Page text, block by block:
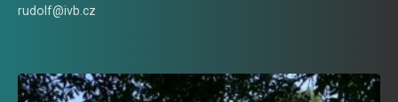
rudolf@ivb.cz